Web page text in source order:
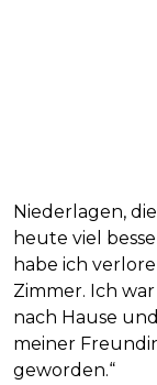
Niederlagen,
heute viel
habe ich
Zimmer. Ich
nach Hause
meiner
geworden.“